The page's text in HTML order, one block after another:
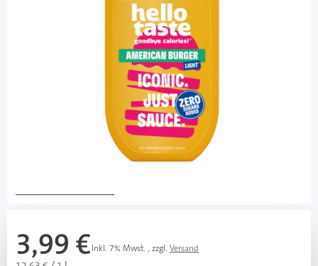
Lieferzeit 1-3 Werktage
Nur 16 kcal pro Portion (15 g)
Vegan, glutenfrei, laktosefrei, sojafrei
Made in Germany
100 % recycelbare Flasche
3,99 €Inkl. 7% Mwst. , zzgl. Versand